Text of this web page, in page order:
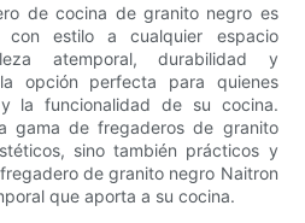
de cocina de granito negro es
estilo a cualquier espacio
atemporal, durabilidad y
opción perfecta para quienes
la funcionalidad de su cocina.
gama de fregaderos de granito
sino también prácticos y
de granito negro Naitron
que aporta a su cocina.